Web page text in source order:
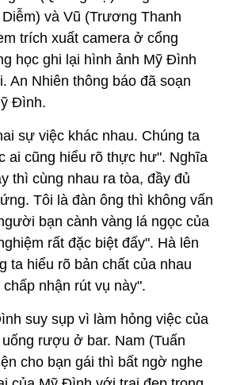
và Vũ (Trương Thanh
trích xuất camera ở cổng
học ghi lại hình ảnh Mỹ Đình
An Nhiên thông báo đã soạn
Đình.
sự việc khác nhau. Chúng ta
ai cũng hiểu rõ thực hư". Nghĩa
thì cùng nhau ra tòa, đầy đủ
Tôi là đàn ông thì không vấn
bạn cành vàng lá ngọc của
rất đặc biệt đấy". Hà lên
ta hiểu rõ bản chất của nhau
nhận rút vụ này".
suy sụp vì làm hỏng việc của
rượu ở bar. Nam (Tuấn
cho bạn gái thì bất ngờ nghe